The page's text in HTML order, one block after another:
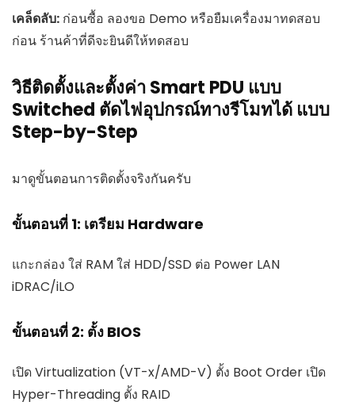
เคล็ดลับ: ก่อนซื้อ ลองขอ Demo หรือยืมเครื่องมาทดสอบ
ก่อน ร้านค้าที่ดีจะยินดีให้ทดสอบ
วิธีติดตั้งและตั้งค่า Smart PDU แบบ
Switched ตัดไฟอุปกรณ์ทางรีโมทได้ แบบ
Step-by-Step
มาดูขั้นตอนการติดตั้งจริงกันครับ
ขั้นตอนที่ 1: เตรียม Hardware
แกะกล่อง ใส่ RAM ใส่ HDD/SSD ต่อ Power LAN
iDRAC/iLO
ขั้นตอนที่ 2: ตั้ง BIOS
เปิด Virtualization (VT-x/AMD-V) ตั้ง Boot Order เปิด
Hyper-Threading ตั้ง RAID